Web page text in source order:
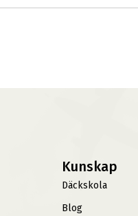
Kunskap
Däckskola
Blog